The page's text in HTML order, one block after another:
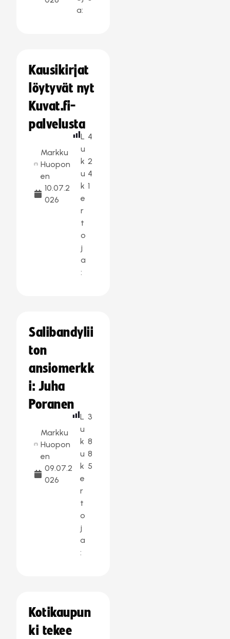
a:
Kausikirjat
löytyvät nyt
Kuvat.fi-
palvelusta
Markku
Huopon
en
10.07.2
026
L
u
k
u
k
e
r
t
o
j
a
:
4
2
4
1
Salibandylii
ton
ansiomerkk
i: Juha
Poranen
Markku
Huopon
en
09.07.2
026
L
u
k
u
k
e
r
t
o
j
a
:
3
8
8
5
Kotikaupun
ki tekee